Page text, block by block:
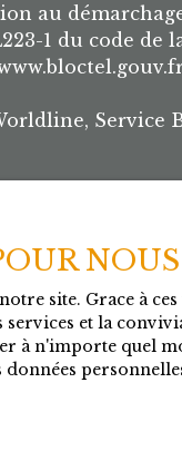
au
1 du code de
Service
.
Recevoir
NOUS
site. Grace à
et la
à n'importe quel